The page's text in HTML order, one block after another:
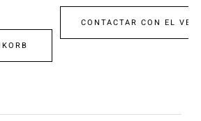
CONTACTAR CON EL